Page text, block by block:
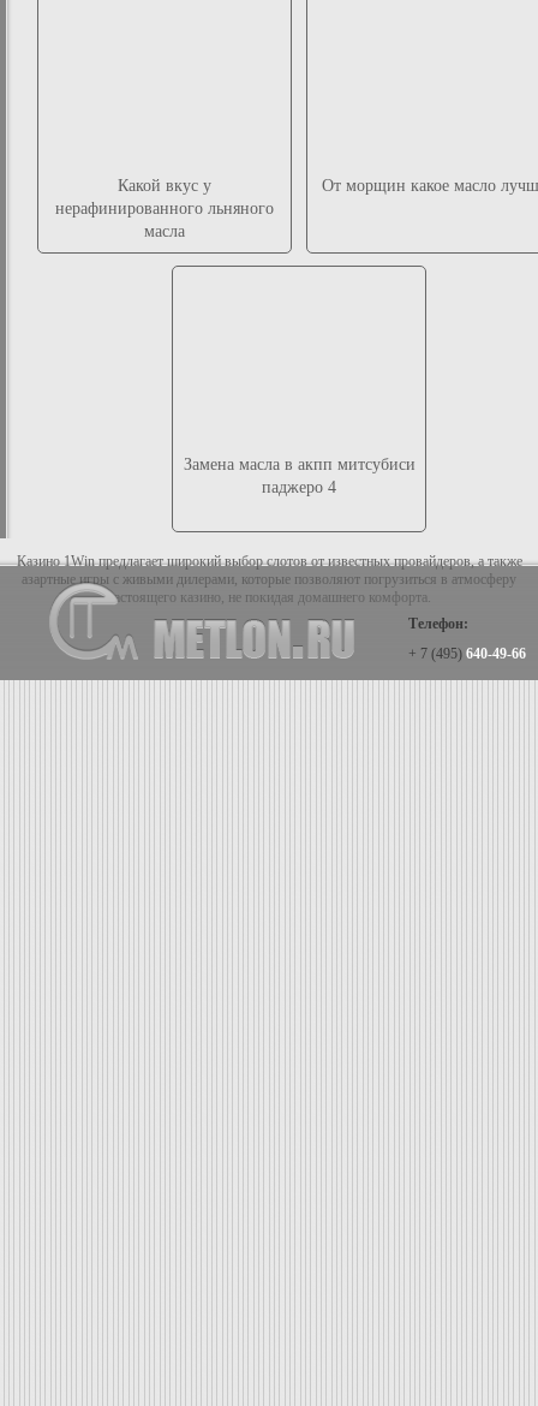
Какой вкус у
нерафинированного льняного
масла
От морщин какое масло
Замена масла в акпп митсубиси
паджеро 4
Казино 1Win предлагает широкий выбор слотов от известных провайдеров, а также
азартные игры с живыми дилерами, которые позволяют погрузиться в атмосферу
настоящего казино, не покидая домашнего комфорта.
Телефон:
+ 7 (495) 640-49-66